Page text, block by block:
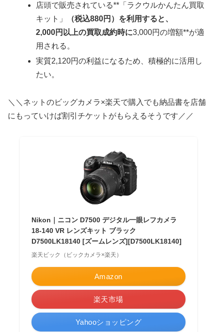
店頭で販売されている**「ラクウルかんたん買取
キット」
（税込880円）を利用すると、
2,000円以上の買取成約時に3,000円の増額**が適
用される。
実質2,120円の利益になるため、積極的に活用し
たい。
＼＼ネットのビッグカメラ×楽天で購入でも納品書を店舗
にもっていけば割引チケットがもらえるそうです／／
Nikon｜ニコン D7500 デジタル一眼レフカメラ
18-140 VR レンズキット ブラック
D7500LK18140 [ズームレンズ][D7500LK18140]
楽天ビック（ビックカメラ×楽天）
Amazon
楽天市場
Yahooショッピング